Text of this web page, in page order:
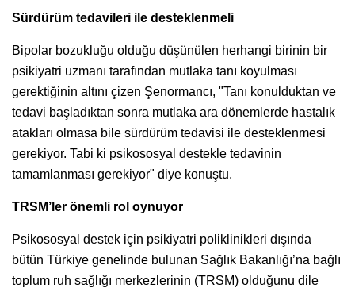
Sürdürüm tedavileri ile desteklenmeli
Bipolar bozukluğu olduğu düşünülen herhangi birinin bir
psikiyatri uzmanı tarafından mutlaka tanı koyulması
gerektiğinin altını çizen Şenormancı, "Tanı konulduktan ve
tedavi başladıktan sonra mutlaka ara dönemlerde hastalık
atakları olmasa bile sürdürüm tedavisi ile desteklenmesi
gerekiyor. Tabi ki psikososyal destekle tedavinin
tamamlanması gerekiyor" diye konuştu.
TRSM’ler önemli rol oynuyor
Psikososyal destek için psikiyatri poliklinikleri dışında
bütün Türkiye genelinde bulunan Sağlık Bakanlığı’na bağlı
toplum ruh sağlığı merkezlerinin (TRSM) olduğunu dile